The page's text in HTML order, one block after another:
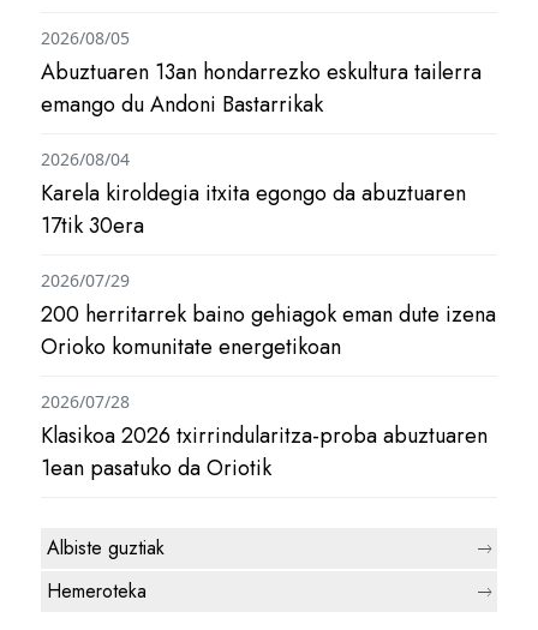
Abuztuaren 13an hondarrezko eskultura tailerra
emango du Andoni Bastarrikak
2026/08/05
Karela kiroldegia itxita egongo da abuztuaren
17tik 30era
2026/08/04
200 herritarrek baino gehiagok eman dute izena
Orioko komunitate energetikoan
2026/07/29
Klasikoa 2026 txirrindularitza-proba abuztuaren
1ean pasatuko da Oriotik
2026/07/28
Albiste guztiak
Hemeroteka